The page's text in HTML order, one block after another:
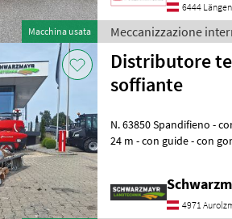
Macchina usata
6444
Meccanizzazione
Distributore
soffiante
N. 63850 Spandifieno - con soffiatore - con spanditore telescopico da
24 m - con guide - con
4971